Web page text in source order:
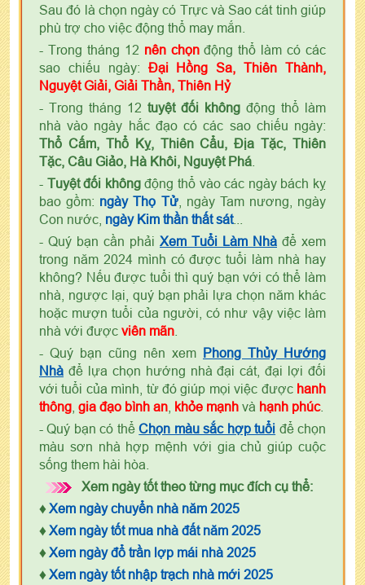
Sau đó là chọn ngày có Trực và Sao cát tinh giúp
phù trợ cho việc động thổ may mắn.
- Trong tháng 12 nên chọnđộng thổ làm có các
sao chiếu ngày: Đại Hồng Sa, Thiên Thành,
Nguyệt Giải, Giải Thần, Thiên Hỷ
- Trong tháng 12 tuyệt đối không động thổ làm
nhà vào ngày hắc đạo có các sao chiếu ngày:
Thổ Cấm, Thổ Kỵ, Thiên Cẩu, Địa Tặc, Thiên
Tặc, Câu Giảo, Hà Khôi, Nguyệt Phá
- Tuyệt đối khôngđộng thổ vào các ngày bách kỵ
bao gồm: ngày Thọ Tử, ngày Tam nương, ngày
Con nước, ngày Kim thần thất sát...
- Quý bạn cần phải Xem Tuổi Làm Nhà để xem
trong năm 2024 mình có được tuổi làm nhà hay
không? Nếu được tuổi thì quý bạn với có thể làm
nhà, ngược lại, quý bạn phải lựa chọn năm khác
hoặc mượn tuổi của người, có như vậy việc làm
nhà với được viên mãn
- Quý bạn cũng nên xem Phong Thủy Hướng
Nhà để lựa chọn hướng nhà đại cát, đại lợi đối
với tuổi của mình, từ đó giúp mọi việc được hanh
thông gia đạo bình an khỏe mạnh và hạnh phúc.
- Quý bạn có thểChọn màu sắc hợp tuổi để chọn
màu sơn nhà hợp mệnh với gia chủ giúp cuộc
sống them hài hòa.
Xem ngày tốt theo từng mục đích cụ thể:
♦ Xem ngày chuyển nhà năm 2025
♦ Xem ngày tốt mua nhà đất năm 2025
♦ Xem ngày đổ trần lợp mái nhà 2025
♦ Xem ngày tốt nhập trạch nhà mới 2025